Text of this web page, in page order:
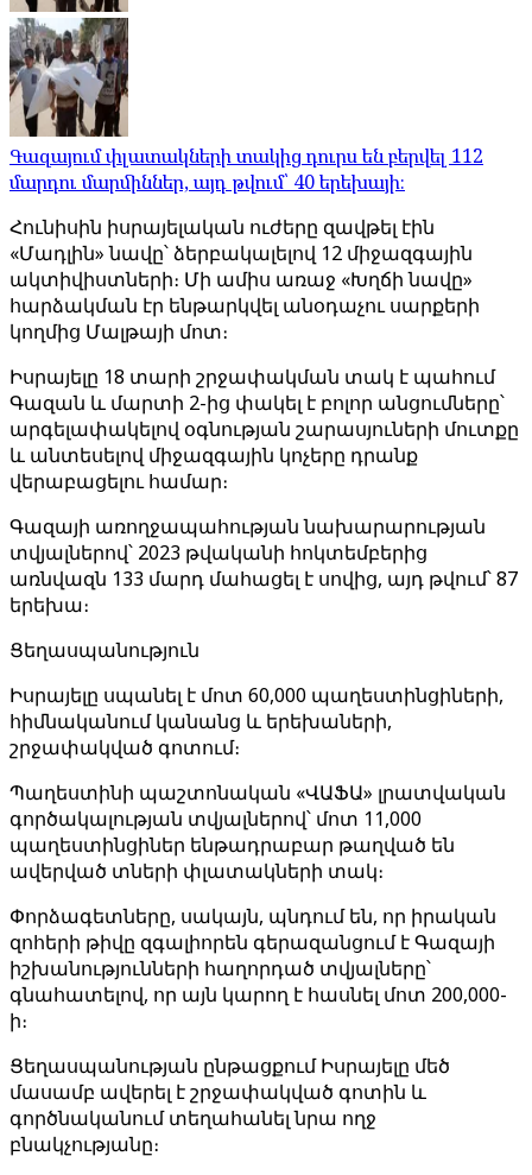
Գազայում փլատակների տակից դուրս են բերվել 112
մարդու մարմիններ, այդ թվում՝ 40 երեխայի։
Հունիսին իսրայելական ուժերը զավթել էին
«Մադլին» նավը՝ ձերբակալելով 12 միջազգային
ակտիվիստների։ Մի ամիս առաջ «Խղճի նավը»
հարձակման էր ենթարկվել անօդաչու սարքերի
կողմից Մալթայի մոտ։
Իսրայելը 18 տարի շրջափակման տակ է պահում
Գազան և մարտի 2-ից փակել է բոլոր անցումները՝
արգելափակելով օգնության շարասյուների մուտքը
և անտեսելով միջազգային կոչերը դրանք
վերաբացելու համար։
Գազայի առողջապահության նախարարության
տվյալներով՝ 2023 թվականի հոկտեմբերից
առնվազն 133 մարդ մահացել է սովից, այդ թվում՝ 87
երեխա։
Ցեղասպանություն
Իսրայելը սպանել է մոտ 60,000 պաղեստինցիների,
հիմնականում կանանց և երեխաների,
շրջափակված գոտում։
Պաղեստինի պաշտոնական «ՎԱՖԱ» լրատվական
գործակալության տվյալներով՝ մոտ 11,000
պաղեստինցիներ ենթադրաբար թաղված են
ավերված տների փլատակների տակ։
Փորձագետները, սակայն, պնդում են, որ իրական
զոհերի թիվը զգալիորեն գերազանցում է Գազայի
իշխանությունների հաղորդած տվյալները՝
գնահատելով, որ այն կարող է հասնել մոտ 200,000-
ի։
Ցեղասպանության ընթացքում Իսրայելը մեծ
մասամբ ավերել է շրջափակված գոտին և
գործնականում տեղահանել նրա ողջ
բնակչությանը։